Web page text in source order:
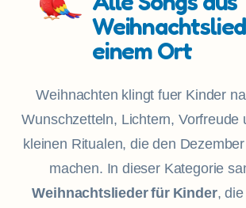
einem Ort
Weihnachten klingt fuer Kinder
Wunschzetteln, Lichtern, Vorfreude
kleinen Ritualen, die den
machen. In dieser Kategorie
Weihnachtslieder für Kinder,